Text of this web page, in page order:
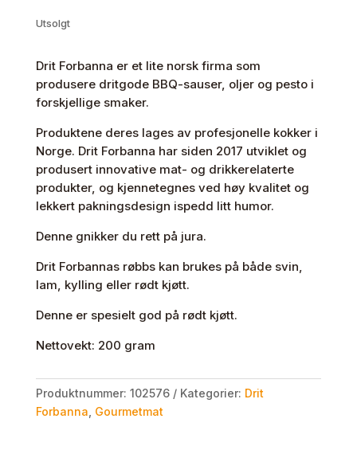
Utsolgt
Drit Forbanna er et lite norsk firma som
produsere dritgode BBQ-sauser, oljer og pesto i
forskjellige smaker.
Produktene deres lages av profesjonelle kokker i
Norge. Drit Forbanna har siden 2017 utviklet og
produsert innovative mat- og drikkerelaterte
produkter, og kjennetegnes ved høy kvalitet og
lekkert pakningsdesign ispedd litt humor.
Denne gnikker du rett på jura.
Drit Forbannas røbbs kan brukes på både svin,
lam, kylling eller rødt kjøtt.
Denne er spesielt god på rødt kjøtt.
Nettovekt: 200 gram
Produktnummer: 102576 Kategorier: Drit
Forbanna Gourmetmat